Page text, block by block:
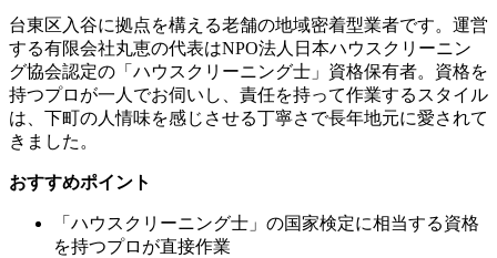
台東区入谷に拠点を構える老舗の地域密着型業者です。運営
する有限会社丸恵の代表はNPO法人日本ハウスクリーニン
グ協会認定の「ハウスクリーニング士」資格保有者。資格を
持つプロが一人でお伺いし、責任を持って作業するスタイル
は、下町の人情味を感じさせる丁寧さで長年地元に愛されて
きました。
おすすめポイント
「ハウスクリーニング士」の国家検定に相当する資格
を持つプロが直接作業